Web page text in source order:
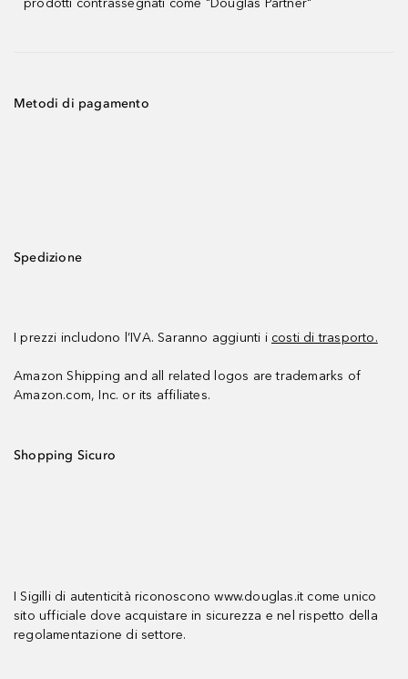
prodotti contrassegnati come "Douglas Partner"
Metodi di pagamento
Spedizione
I prezzi includono l’IVA. Saranno aggiunti i costi di trasporto.
Amazon Shipping and all related logos are trademarks of
Amazon.com, Inc. or its affiliates.
Shopping Sicuro
I Sigilli di autenticità riconoscono www.douglas.it come unico
sito ufficiale dove acquistare in sicurezza e nel rispetto della
regolamentazione di settore.